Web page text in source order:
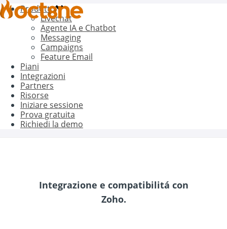
Prodotto
Livechat
Agente IA e Chatbot
Messaging
Campaigns
Feature Email
Piani
Integrazioni
Partners
Risorse
Iniziare sessione
Prova gratuita
Richiedi la demo
Integrazione e compatibilitá con
Zoho.